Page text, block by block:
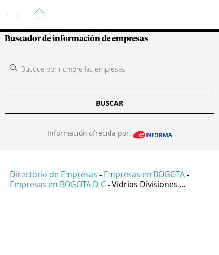
Guía de Empresas Colombianas
Buscador de información de empresas
BUSCAR
Información ofrecida por:
Directorio de Empresas - Empresas en BOGOTA -
Empresas en BOGOTA D C - Vidrios Divisiones ...